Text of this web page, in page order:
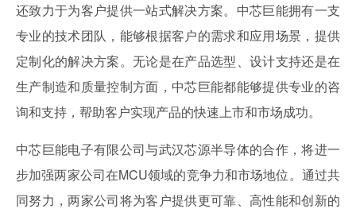
还致力于为客户提供一站式解决方案。中芯巨能拥有一支
专业的技术团队，能够根据客户的需求和应用场景，提供
定制化的解决方案。无论是在产品选型、设计支持还是在
生产制造和质量控制方面，中芯巨能都能够提供专业的咨
询和支持，帮助客户实现产品的快速上市和市场成功。
中芯巨能电子有限公司与武汉芯源半导体的合作，将进一
步加强两家公司在MCU领域的竞争力和市场地位。通过共
同努力，两家公司将为客户提供更可靠、高性能和创新的